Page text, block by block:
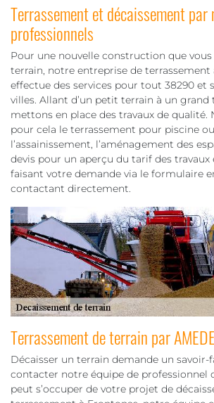
Terrassement et décaissement par
professionnels
Pour une nouvelle construction que
terrain, notre entreprise de terrassement
effectue des services pour tout 38290 et
villes. Allant d’un petit terrain à un grand
mettons en place des travaux de qualité.
pour cela le terrassement pour piscine
l’assainissement, l’aménagement des
devis pour un aperçu du tarif des travaux
faisant votre demande via le formulaire
contactant directement.
Terrassement de terrain par
Décaisser un terrain demande un savoir-
contacter notre équipe de professionnel
peut s’occuper de votre projet de